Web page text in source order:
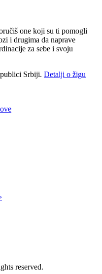
one koji su ti pomogli
i drugima da naprave
za sebe i svoju
Srbiji. Detalji o žigu
›
reserved.